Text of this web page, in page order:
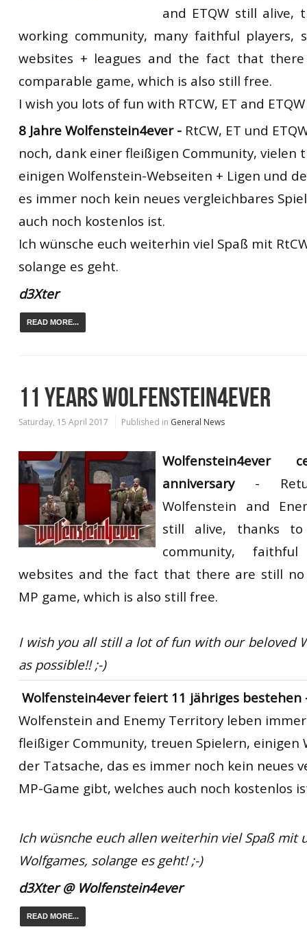
DB Movies
DB Scene
Game Movies
PC Hard + Software
RtCW Feintuning
and ETQW still alive,
working community, many faithful players,
websites + leagues and the fact that
comparable game, which is also still free.
I wish you lots of fun with RTCW, ET and ETQW
8 Jahre Wolfenstein4ever - RtCW, ET und
noch, dank einer fleißigen Community, vielen
einigen Wolfenstein-Webseiten + Ligen und
es immer noch kein neues vergleichbares
auch noch kostenlos ist.
Ich wünsche euch weiterhin viel Spaß mit
solange es geht.
d3Xter
READ MORE...
11 YEARS WOLFENSTEIN4EVER
Saturday, 15 April 2017 Published in General News
Wolfenstein4ever
anniversary -
Wolfenstein and
still alive, thanks to
community,
websites and the fact that there are still no
MP game, which is also still free.
I wish you all stilla lot of fun with our beloved
as possible!! ;-)
Wolfenstein4ever feiert 11 jähriges
Wolfenstein and Enemy Territory leben
fleißiger Community, treuen Spielern, einigen
der Tatsache, das es immer noch kein neues
MP-Game gibt, welches auch noch kostenlos
Ich wüsnche euch allen weiterhin viel Spaß mit
Wolfgames, solange es geht! ;-)
d3Xter @ Wolfenstein4ever
READ MORE...